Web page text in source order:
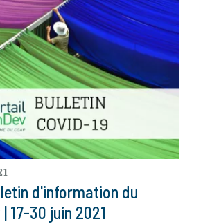
d'information du
17-30 juin 2021